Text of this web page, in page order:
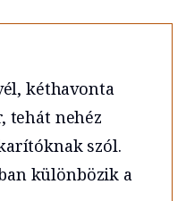
kéthavonta
tehát nehéz
szól.
különbözik a